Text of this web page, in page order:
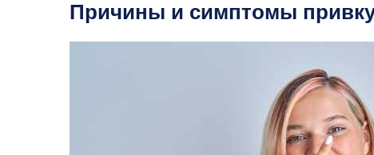
Причины и симптомы